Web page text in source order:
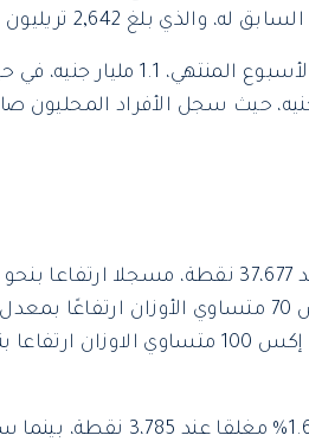
وبلغ صافي شراء المستثمرين المحليين خلال
وارتفع مؤشر الشريعة إيجي إكس 33